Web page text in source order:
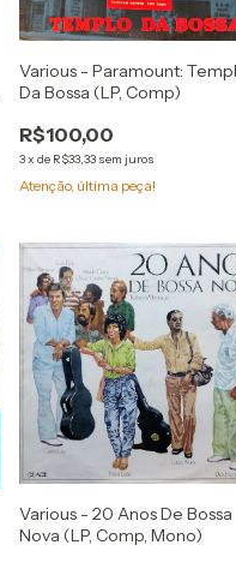
Various - Paramount:
Da Bossa (LP, Comp)
R$100,00
3xde R$33,33 sem juros
Atenção, última peça!
Various - 20 Anos De Bossa
Nova (LP, Comp, Mono)